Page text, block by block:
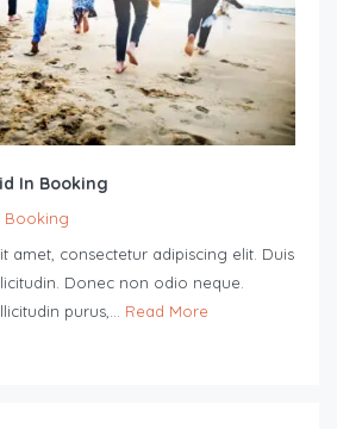
In Booking
Booking
amet, consectetur adipiscing elit. Duis
Donec non odio neque.
purus,... Read More